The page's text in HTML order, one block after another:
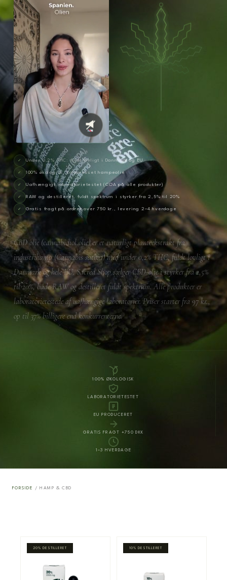
Under 0,2% THC: fuldt lovligt i Danmark og EU
100% økologisk, koldpresset hampeolie
Uafhængigt laboratorietestet (COA på alle produkter)
RAW og destilleret, fuldt spektrum i styrker fra 2,5% til 20%
Gratis fragt på ordrer over 750 kr., levering 2–4 hverdage
CBD olie (cannabidiol olie) er et naturligt planteekstrakt fra
industrihamp (Cannabis sativa) med under 0,2% THC, fuldt lovligt i
Danmark og hele EU. Sacred Shop sælger CBD-olie i styrker fra 2,5%
til 20%, både RAW og destilleret fuldt spektrum. Alle produkter er
laboratorietestede af uafhængige laboratorier. Priser starter fra 97 kr.,
op til 37% billigere end konkurrenterne.
100% ØKOLOGISK
LABORATORIETESTET
EU PRODUCERET
GRATIS FRAGT +750 DKK
1–3 HVERDAGE
FORSIDE / HAMP & CBD
20% DESTILLERET 10% DESTILLERET